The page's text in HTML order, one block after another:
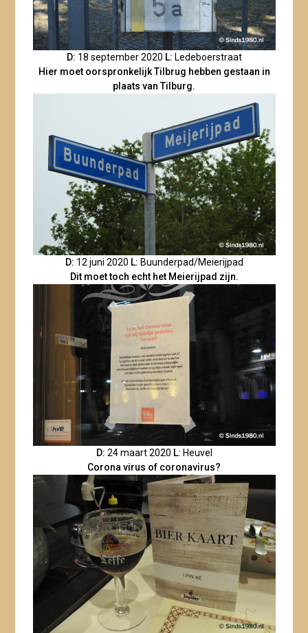
D: 18 september 2020 L: Ledeboerstraat
Hier moet oorspronkelijk Tilbrug hebben gestaan in
plaats van Tilburg.
D: 12 juni 2020 L: Buunderpad/Meierijpad
Dit moet toch echt het Meierijpad zijn.
D: 24 maart 2020 L: Heuvel
Corona virus of coronavirus?